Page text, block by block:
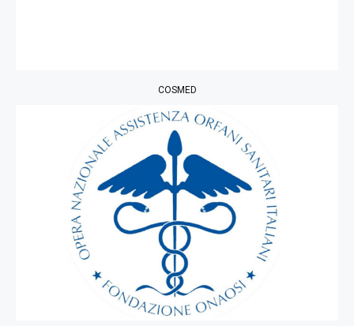
COSMED